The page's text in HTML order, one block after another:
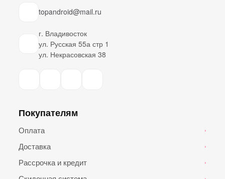
topandroid@mail.ru
г. Владивосток
ул. Русская 55а стр 1
ул. Некрасовская 38
Покупателям
Оплата ›
Доставка ›
Рассрочка и кредит ›